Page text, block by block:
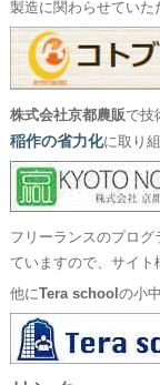
製造に関わらせていた
株式会社京都農販で技
稲作の省力化に取り
フリーランスのプロ
ていますので、サイト
他にTera school の小